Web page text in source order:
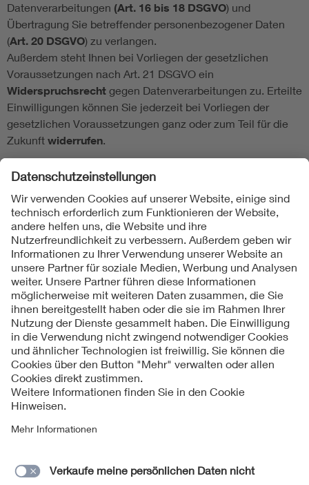
Datenverarbeitungen (Art. 16 bis 18 DSGVO) und
Übertragung Sie betreffender personenbezogener Daten
(Art. 20 DSGVO) zu verlangen.
Außerdem steht Ihnen bei Vorliegen der gesetzlichen
Voraussetzungen nach Art. 21 DSGVO ein
Widerspruchsrecht gegen Datenverarbeitungen zu. Erteilte
Einwilligungen können Sie jederzeit bei Vorliegen der
gesetzlichen Voraussetzungen ganz oder zum Teil für die
Zukunft widerrufen.
Folgen Sie uns
Kontakte
Service
Impressum
Datenschutzinformationen
Cookie Hinweise
Lieferantenportal